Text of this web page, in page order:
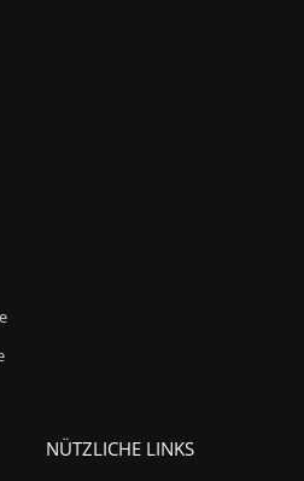
NÜTZLICHE LINKS